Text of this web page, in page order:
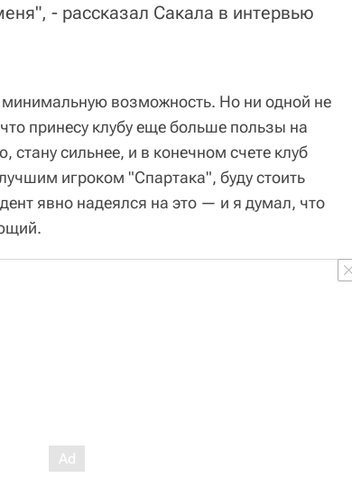
- рассказал Сакала в интервью
возможность. Но ни одной не
принесу клубу еще больше пользы на
сильнее, и в конечном счете клуб
игроком "Спартака", буду стоить
явно надеялся на это — и я думал, что